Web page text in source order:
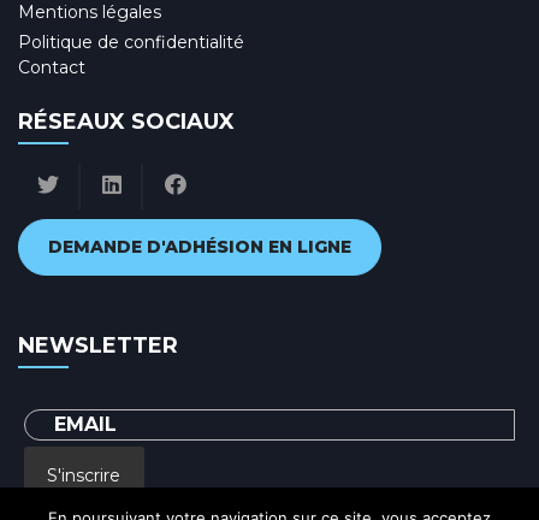
Mentions légales
Politique de confidentialité
Contact
RÉSEAUX SOCIAUX
DEMANDE D'ADHÉSION EN LIGNE
NEWSLETTER
S'inscrire